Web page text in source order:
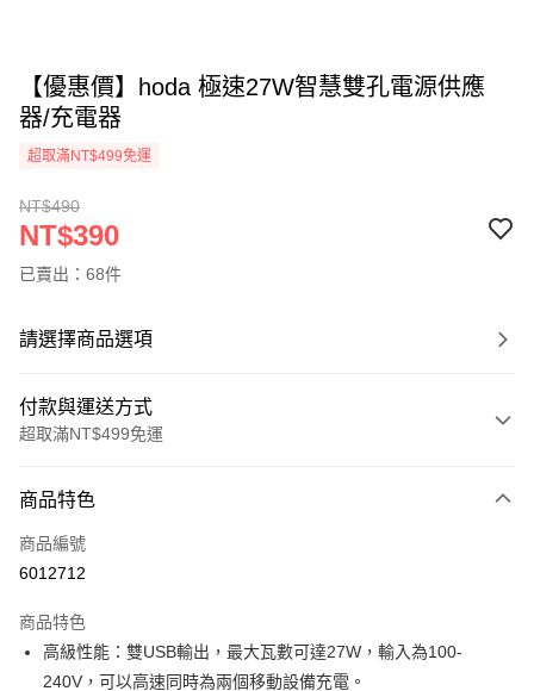
【優惠價】hoda 極速27W智慧雙孔電源供應
器/充電器
超取滿NT$499免運
NT$490
NT$390
已賣出：68件
請選擇商品選項
付款與運送方式
超取滿NT$499免運
信用卡一次付款
超商取貨付款
Apple Pay
商品特色
商品編號
6012712
商品特色
高級性能：雙USB輸出，最大瓦數可達27W，輸入為100-
240V，可以高速同時為兩個移動設備充電。